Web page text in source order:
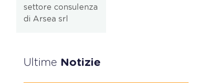
settore consulenza
di Arsea srl
Ultime Notizie